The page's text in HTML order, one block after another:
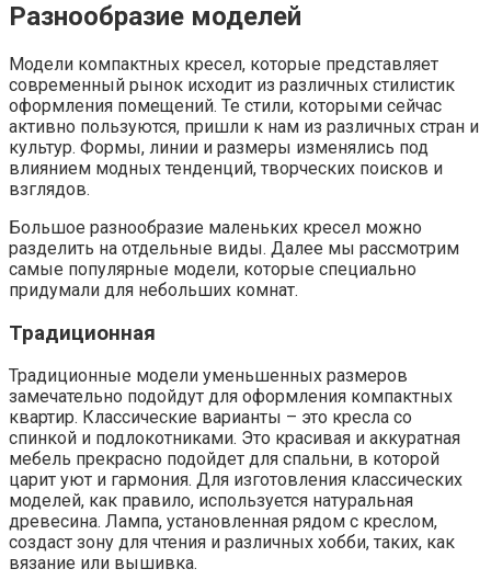
Разнообразие моделей
Модели компактных кресел, которые представляет
современный рынок исходит из различных стилистик
оформления помещений. Те стили, которыми сейчас
активно пользуются, пришли к нам из различных стран и
культур. Формы, линии и размеры изменялись под
влиянием модных тенденций, творческих поисков и
взглядов.
Большое разнообразие маленьких кресел можно
разделить на отдельные виды. Далее мы рассмотрим
самые популярные модели, которые специально
придумали для небольших комнат.
Традиционная
Традиционные модели уменьшенных размеров
замечательно подойдут для оформления компактных
квартир. Классические варианты – это кресла со
спинкой и подлокотниками. Это красивая и аккуратная
мебель прекрасно подойдет для спальни, в которой
царит уют и гармония. Для изготовления классических
моделей, как правило, используется натуральная
древесина. Лампа, установленная рядом с креслом,
создаст зону для чтения и различных хобби, таких, как
вязание или вышивка.